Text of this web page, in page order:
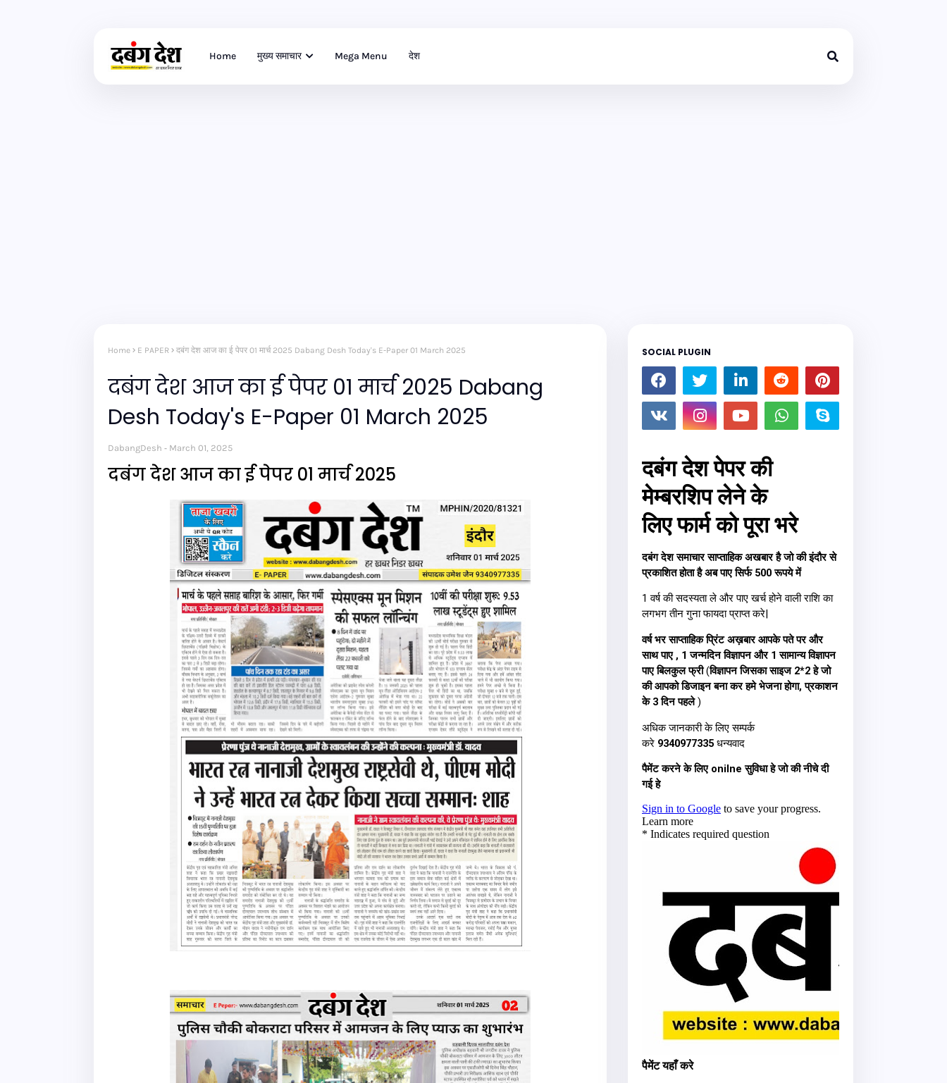
Home मुख्य समाचार Mega Menu देश
Home E PAPER दबंग देश आज का ई पेपर 01 मार्च 2025 Dabang Desh Today's E-Paper 01 March 2025
दबंग देश आज का ई पेपर 01 मार्च 2025 Dabang
Desh Today's E-Paper 01 March 2025
DabangDesh March 01, 2025
दबंग देश आज का ई पेपर 01 मार्च 2025
SOCIAL PLUGIN